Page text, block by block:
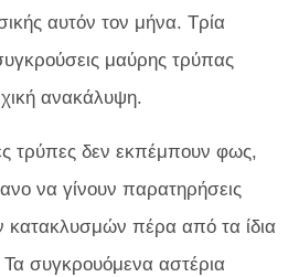
αυτόν τον μήνα. Τρία
μαύρης τρύπας
ανακάλυψη.
τρύπες δεν εκπέμπουν φως,
να γίνουν παρατηρήσεις
πέρα ​​από τα ίδια
συγκρουόμενα αστέρια